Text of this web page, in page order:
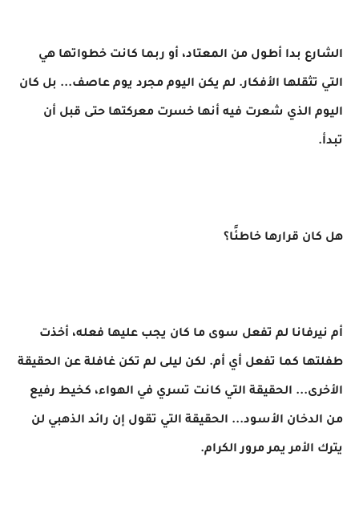
الشارع بدا أطول من المعتاد، أو ربما كانت خطواتها هي
التي تثقلها الأفكار. لم يكن اليوم مجرد يوم عاصف... بل كان
اليوم الذي شعرت فيه أنها خسرت معركتها حتى قبل أن
تبدأ.
هل كان قرارها خاطئًا؟
أم نيرفانا لم تفعل سوى ما كان يجب عليها فعله، أخذت
طفلتها كما تفعل أي أم. لكن ليلى لم تكن غافلة عن الحقيقة
الأخرى... الحقيقة التي كانت تسري في الهواء، كخيط رفيع
من الدخان الأسود... الحقيقة التي تقول إن رائد الذهبي لن
يترك الأمر يمر مرور الكرام.